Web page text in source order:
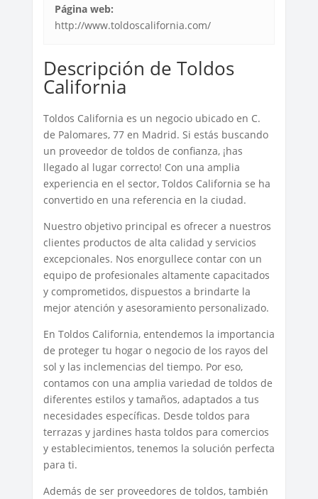
Página web:
http://www.toldoscalifornia.com/
Descripción de Toldos
California
Toldos California es un negocio ubicado en C.
de Palomares, 77 en Madrid. Si estás buscando
un proveedor de toldos de confianza, ¡has
llegado al lugar correcto! Con una amplia
experiencia en el sector, Toldos California se ha
convertido en una referencia en la ciudad.
Nuestro objetivo principal es ofrecer a nuestros
clientes productos de alta calidad y servicios
excepcionales. Nos enorgullece contar con un
equipo de profesionales altamente capacitados
y comprometidos, dispuestos a brindarte la
mejor atención y asesoramiento personalizado.
En Toldos California, entendemos la importancia
de proteger tu hogar o negocio de los rayos del
sol y las inclemencias del tiempo. Por eso,
contamos con una amplia variedad de toldos de
diferentes estilos y tamaños, adaptados a tus
necesidades específicas. Desde toldos para
terrazas y jardines hasta toldos para comercios
y establecimientos, tenemos la solución perfecta
para ti.
Además de ser proveedores de toldos, también